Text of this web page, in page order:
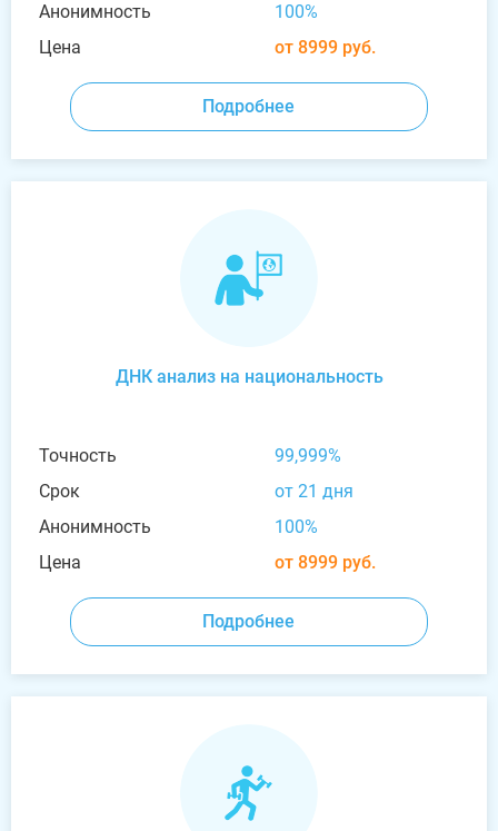
Анонимность
100%
Цена
от 8999 руб.
Подробнее
ДНК анализ на национальность
Точность
99,999%
Срок
от 21 дня
Анонимность
100%
Цена
от 8999 руб.
Подробнее